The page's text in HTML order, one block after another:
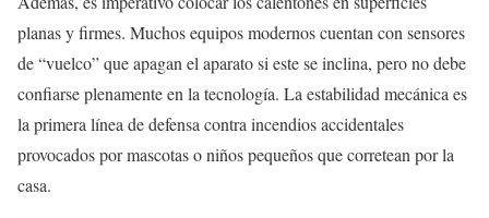
planas y firmes. Muchos equipos modernos cuentan con sensores
de “vuelco” que apagan el aparato si este se inclina, pero no debe
confiarse plenamente en la tecnología. La estabilidad mecánica es
la primera línea de defensa contra incendios accidentales
provocados por mascotas o niños pequeños que corretean por la
casa.